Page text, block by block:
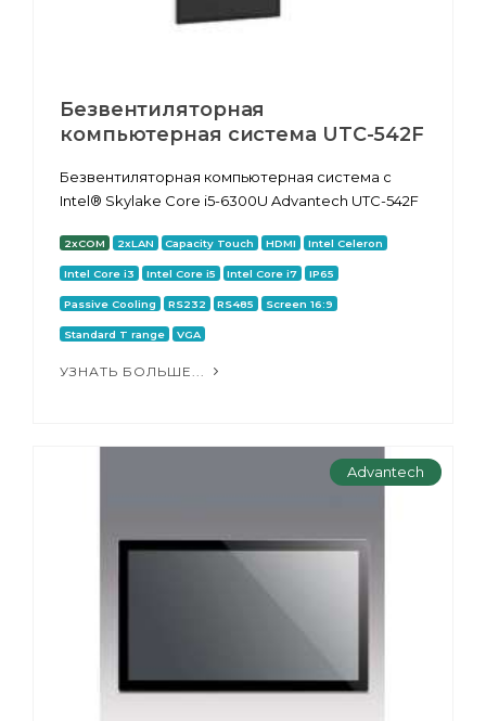
Безвентиляторная
компьютерная система UTC-542F
Безвентиляторная компьютерная система с
Intel® Skylake Core i5-6300U Advantech UTC-542F
2xCOM 2xLAN Capacity Touch HDMI Intel Celeron
Intel Core i3 Intel Core i5 Intel Core i7 IP65
Passive Cooling RS232 RS485 Screen 16:9
Standard T range VGA
УЗНАТЬ БОЛЬШЕ...
Advantech